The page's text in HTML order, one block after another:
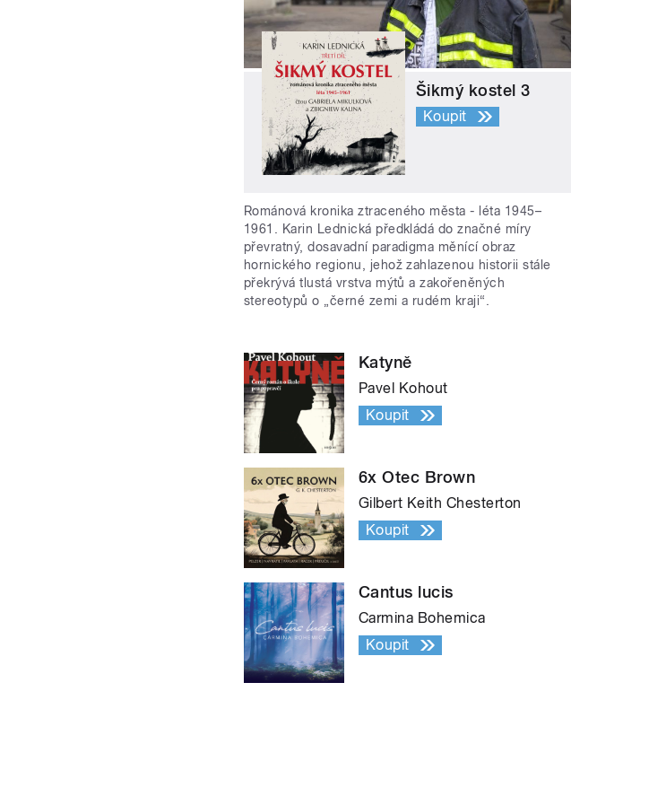
Šikmý kostel 3
Koupit
Románová kronika ztraceného města - léta 1945–
1961. Karin Lednická předkládá do značné míry
převratný, dosavadní paradigma měnící obraz
hornického regionu, jehož zahlazenou historii stále
překrývá tlustá vrstva mýtů a zakořeněných
stereotypů o „černé zemi a rudém kraji“.
Katyně
Pavel Kohout
Koupit
6x Otec Brown
Gilbert Keith Chesterton
Koupit
Cantus lucis
Carmina Bohemica
Koupit